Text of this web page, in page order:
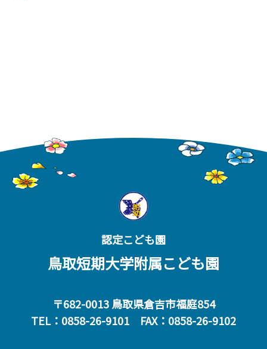
認定こども園
鳥取短期大学附属こども園
〒682-0013 鳥取県倉吉市福庭854
TEL：0858-26-9101 FAX：0858-26-9102